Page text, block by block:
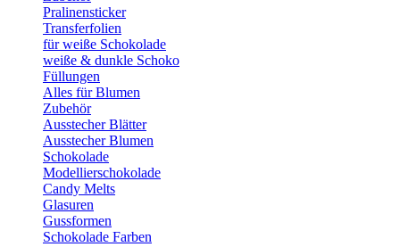
Pralinensticker
Transferfolien
für weiße Schokolade
weiße & dunkle Schoko
Füllungen
Alles für Blumen
Zubehör
Ausstecher Blätter
Ausstecher Blumen
Schokolade
Modellierschokolade
Candy Melts
Glasuren
Gussformen
Schokolade Farben